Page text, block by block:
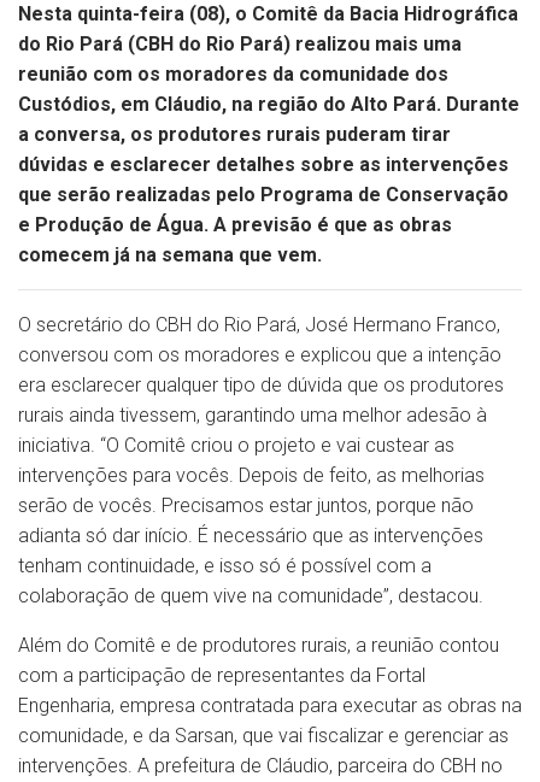
Nesta quinta-feira (08), o Comitê da Bacia Hidrográfica
do Rio Pará (CBH do Rio Pará) realizou mais uma
reunião com os moradores da comunidade dos
Custódios, em Cláudio, na região do Alto Pará. Durante
a conversa, os produtores rurais puderam tirar
dúvidas e esclarecer detalhes sobre as intervenções
que serão realizadas pelo Programa de Conservação
e Produção de Água. A previsão é que as obras
comecem já na semana que vem.
O secretário do CBH do Rio Pará, José Hermano Franco,
conversou com os moradores e explicou que a intenção
era esclarecer qualquer tipo de dúvida que os produtores
rurais ainda tivessem, garantindo uma melhor adesão à
iniciativa. “O Comitê criou o projeto e vai custear as
intervenções para vocês. Depois de feito, as melhorias
serão de vocês. Precisamos estar juntos, porque não
adianta só dar início. É necessário que as intervenções
tenham continuidade, e isso só é possível com a
colaboração de quem vive na comunidade”, destacou.
Além do Comitê e de produtores rurais, a reunião contou
com a participação de representantes da Fortal
Engenharia, empresa contratada para executar as obras na
comunidade, e da Sarsan, que vai fiscalizar e gerenciar as
intervenções. A prefeitura de Cláudio, parceira do CBH no